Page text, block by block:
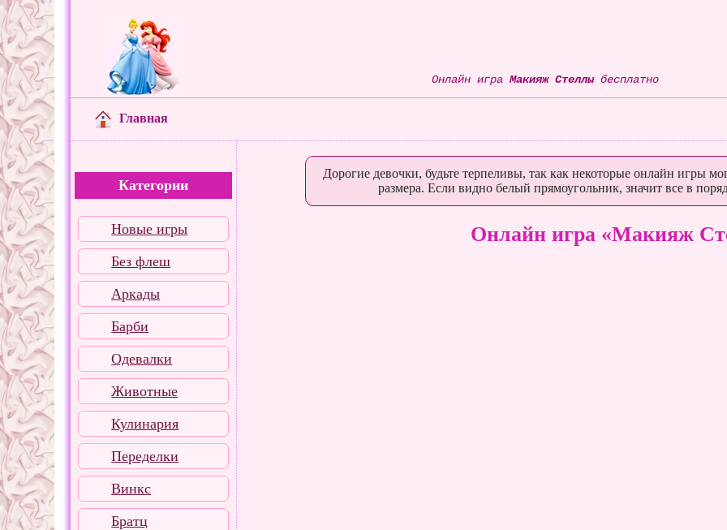
Онлайн игра Макияж Стеллыбесплатно
Главная
Категории
Новые игры
Без флеш
Аркады
Барби
Одевалки
Животные
Кулинария
Переделки
Винкс
Братц
Дорогие девочки, будьте терпеливы, так как некоторые онлайн игры
размера. Если видно белый прямоугольник, значит все в
Онлайн игра «Макияж